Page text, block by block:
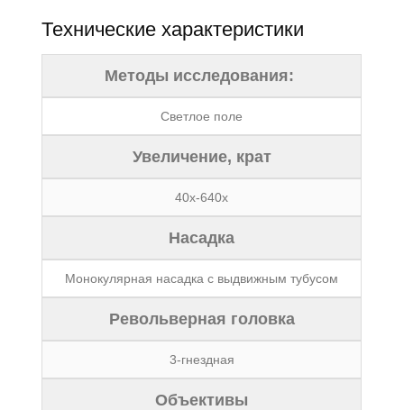
Технические характеристики
Методы исследования:
Светлое поле
Увеличение, крат
40х-640х
Насадка
Монокулярная насадка с выдвижным тубусом
Револьверная головка
3-гнездная
Объективы